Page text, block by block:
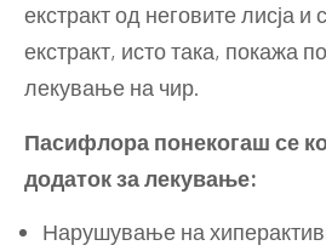
екстракт од неговите лисја и
екстракт, исто така, покажа
лекување на чир.
Пасифлора понекогаш се
додаток за лекување:
Нарушување на